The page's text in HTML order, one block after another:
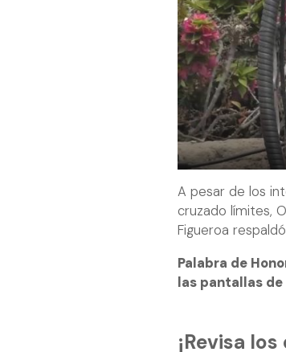
A pesar de los
cruzado límites,
Figueroa
Palabra de
las pantallas
¡Revisa